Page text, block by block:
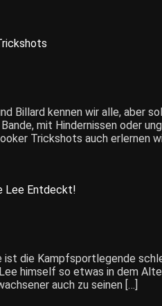
Billard kennen wir alle, aber
mit Hindernissen oder
Trickshots auch erlernen
Lee Entdeckt!
ist die Kampfsportlegende
himself so etwas in dem
auch zu seinen […]